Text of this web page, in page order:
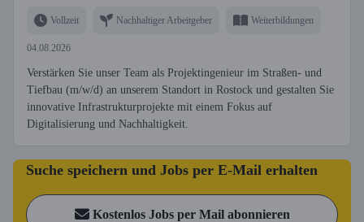
Vollzeit Nachhaltiger Arbeitgeber Weiterbildungen
04.08.2026
Verstärken Sie unser Team als Projektingenieur im Straßen- und
Tiefbau (m/w/d) an unserem Standort in Rostock und gestalten Sie
innovative Infrastrukturprojekte mit einem Fokus auf
Digitalisierung und Nachhaltigkeit.
Suche speichern und Jobs per E-Mail erhalten
Kostenlos Jobs per Mail abonnieren